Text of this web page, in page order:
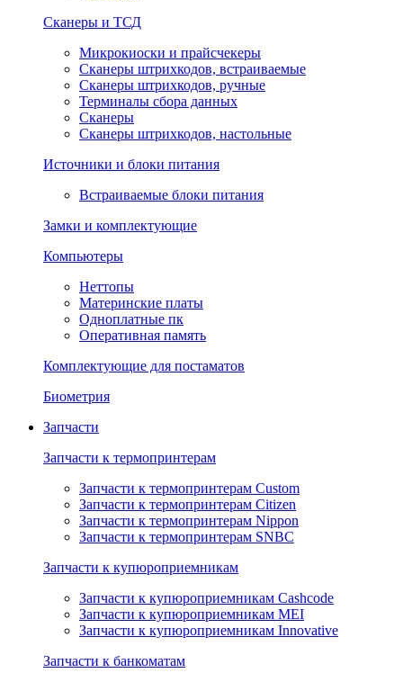
Сканеры и ТСД
Микрокиоски и прайсчекеры
Сканеры штрихкодов, встраиваемые
Сканеры штрихкодов, ручные
Терминалы сбора данных
Сканеры
Сканеры штрихкодов, настольные
Источники и блоки питания
Встраиваемые блоки питания
Замки и комплектующие
Компьютеры
Неттопы
Материнские платы
Одноплатные пк
Оперативная память
Комплектующие для постаматов
Биометрия
Запчасти
Запчасти к термопринтерам
Запчасти к термопринтерам Custom
Запчасти к термопринтерам Citizen
Запчасти к термопринтерам Nippon
Запчасти к термопринтерам SNBC
Запчасти к купюроприемникам
Запчасти к купюроприемникам Cashcode
Запчасти к купюроприемникам MEI
Запчасти к купюроприемникам Innovative
Запчасти к банкоматам